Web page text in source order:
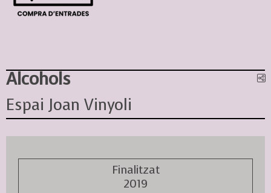
Alcohols
Espai Joan Vinyoli
Finalitzat
2019